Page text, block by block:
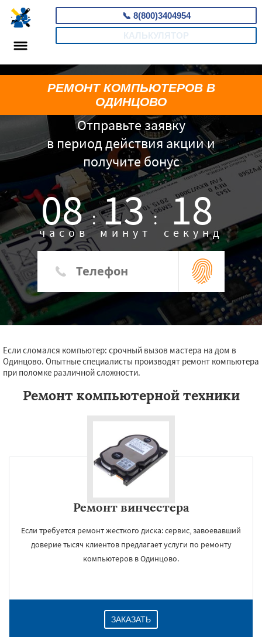
📞 8(800)3404954
КАЛЬКУЛЯТОР
Отправьте заявку
в период действия акции и
получите бонус
08 :
часов 13 :
минут 17
секунд
РЕМОНТ КОМПЬЮТЕРОВ В
ОДИНЦОВО
Если сломался компьютер: срочный вызов мастера на дом в
Одинцово. Опытные специалисты производят ремонт компьютера
при поломке различной сложности.
Ремонт компьютерной техники
Ремонт винчестера
Если требуется ремонт жесткого диска: сервис, завоевавший
доверие тысяч клиентов предлагает услуги по ремонту
компьютеров в Одинцово.
ЗАКАЗАТЬ